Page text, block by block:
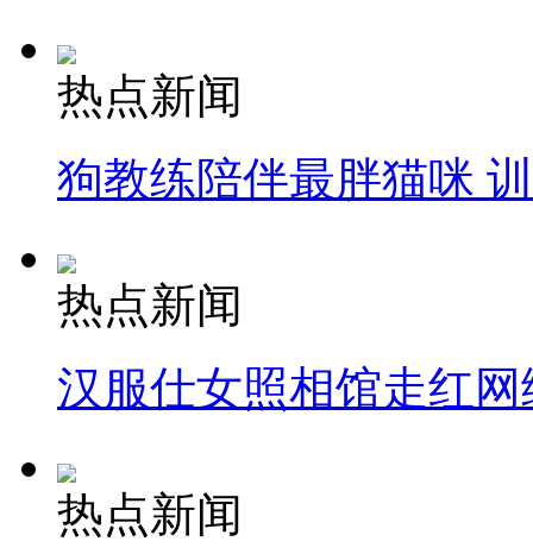
热点新闻
狗教练陪伴最胖猫咪
热点新闻
汉服仕女照相馆走红网
热点新闻